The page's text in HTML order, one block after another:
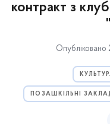
контракт з
Опубліковано
ПОЗАШКІЛЬНІ